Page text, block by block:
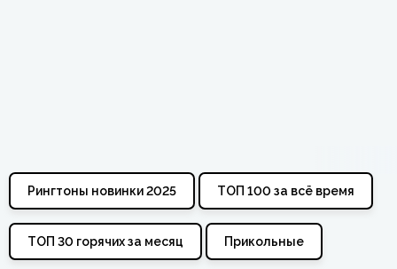
Рингтоны новинки 2025 ТОП 100 за всё время
ТОП 30 горячих за месяц Прикольные